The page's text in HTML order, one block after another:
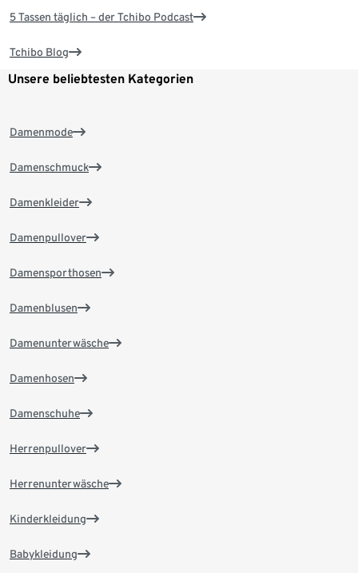
5 Tassen täglich – der Tchibo Podcast
Tchibo Blog
Unsere beliebtesten Kategorien
Damenmode
Damenschmuck
Damenkleider
Damenpullover
Damensporthosen
Damenblusen
Damenunterwäsche
Damenhosen
Damenschuhe
Herrenpullover
Herrenunterwäsche
Kinderkleidung
Babykleidung